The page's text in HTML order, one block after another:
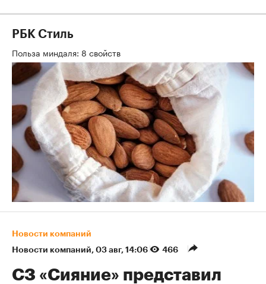
РБК Стиль
Польза миндаля: 8 свойств
Новости компаний
Новости компаний⁠, 03 авг, 14:06 466
СЗ «Сияние» представил